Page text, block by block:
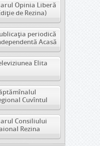
Opinia Liberă
de Rezina)
periodică
Acasă
Elita
Cuvîntul
Consiliului
Rezina